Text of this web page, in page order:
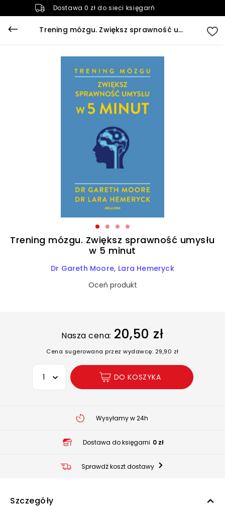
Dostawa 0 zł do sieci księgarń
Trening mózgu. Zwiększ sprawność umysłu w 5 minut
Trening mózgu. Zwiększ sprawność umysłu
w 5 minut
Dr Gareth Moore Lara Hemeryck
Oceń produkt
Nasza cena: 20,50 zł
Cena sugerowana przez wydawcę: 29,90 zł
Wybierz opcję
DO KOSZYKA
Wysyłamy w 24h
Dostawa do księgarni 0 zł
Sprawdź koszt dostawy
Szczegóły